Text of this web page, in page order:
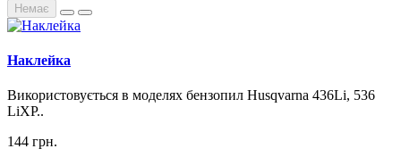
Немає
Наклейка
Використовується в моделях бензопил Husqvarna 436Li, 536
LiXP..
144 грн.